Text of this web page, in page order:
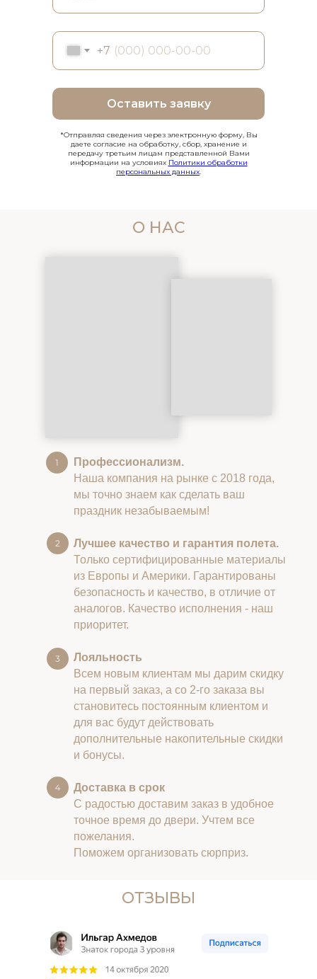
+7
Оставить заявку
*Отправляя сведения через электронную форму, Вы
даете согласие на обработку, сбор, хранение и
передачу третьим лицам представленной Вами
информации на условиях Политики обработки
персональных данных.
О НАС
Профессионализм.
Наша компания на рынке с 2018 года,
мы точно знаем как сделать ваш
праздник незабываемым!
Лучшее качество и гарантия полета.
Только сертифицированные материалы
из Европы и Америки. Гарантированы
безопасность и качество, в отличие от
аналогов. Качество исполнения - наш
приоритет.
Лояльность
Всем новым клиентам мы дарим скидку
на первый заказ, а со 2-го заказа вы
становитесь постоянным клиентом и
для вас будут действовать
дополнительные накопительные скидки
и бонусы.
Доставка в срок
С радостью доставим заказ в удобное
точное время до двери. Учтем все
пожелания.
Поможем организовать сюрприз.
ОТЗЫВЫ